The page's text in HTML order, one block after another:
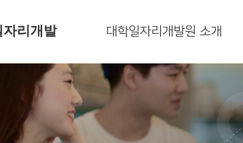
자리개발
대학일자리개발원 소개